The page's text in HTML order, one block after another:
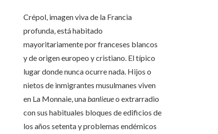
Crépol, imagen viva de la Francia
profunda, está habitado
mayoritariamente por franceses blancos
y de origen europeo y cristiano. El típico
lugar donde nunca ocurre nada. Hijos o
nietos de inmigrantes musulmanes viven
en La Monnaie, unabanlieueo extrarradio
con sus habituales bloques de edificios de
los años setenta y problemas endémicos